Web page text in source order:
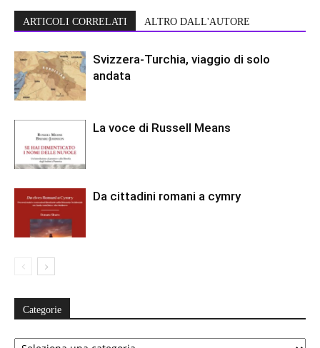
ARTICOLI CORRELATI ALTRO DALL'AUTORE
Svizzera-Turchia, viaggio di solo
andata
La voce di Russell Means
Da cittadini romani a cymry
Categorie
Categorie